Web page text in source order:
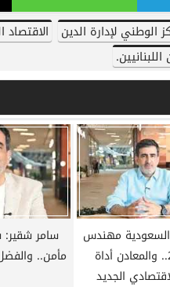
الوطني لإدارة الدين
مهندس
القرن الـ21.. والمعادن أداة
الجديد
سامر
مأمن..